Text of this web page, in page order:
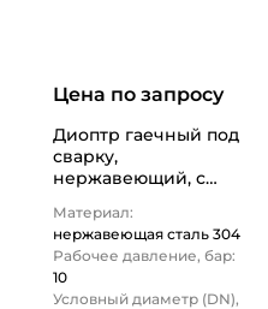
Цена по запросу
Диоптр гаечный под
сварку,
нержавеющий, с
TL025DWWDB
TITAN…
Материал:
нержавеющая сталь 304
Рабочее давление, бар:
10
Условный диаметр (DN),